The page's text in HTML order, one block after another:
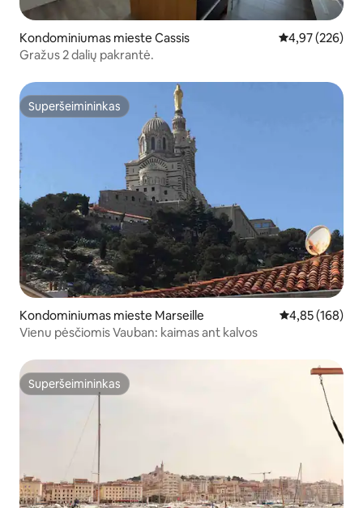
Kondominiumas mieste Cassis Vidutinis
4,97 (226)
Gražus 2 dalių pakrantė.
Superšeimininkas
Superšeimininkas
Kondominiumas mieste Marseille Vidutinis
4,85 (168)
Vienu pėsčiomis Vauban: kaimas ant kalvos
Superšeimininkas
Superšeimininkas